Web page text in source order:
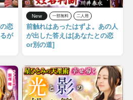
恋
が
New 一部無料 二人用
前触れはあったはずよ。あの人
が出した答えは[あなたとの恋
or別の道]